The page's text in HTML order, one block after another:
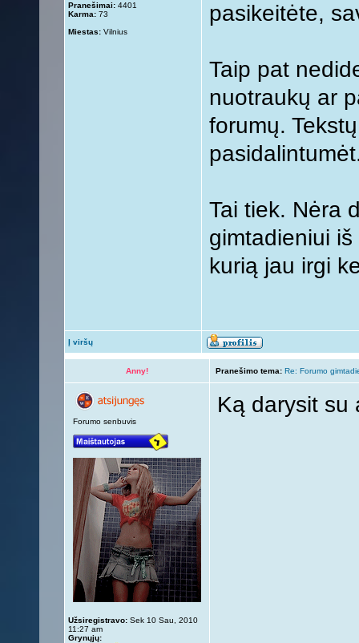
Pranešimai: 4401
Karma: 73
Miestas: Vilnius
pasikeitėte,
Taip pat
nuotraukų ar
forumų.
Tai tiek. Nėra
gimtadieniui
kurią jau irgi
Į viršų
Anny! Pranešimo tema: Re: Forumo
Forumo senbuvis
Užsiregistravo: Sek 10 Sau, 2010
11:27 am
Grynųjų:
Ką darysit